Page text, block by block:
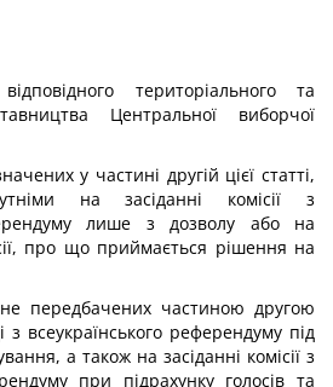
територіального та
Центральної виборчої
у частині другій цієї статті,
на засіданні комісії з
лише з дозволу або на
про що приймається рішення на
передбачених частиною другою
з всеукраїнського референдуму під
а також на засіданні комісії з
при підрахунку голосів та